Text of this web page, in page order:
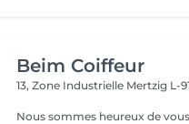
Beim Coiffeur
13, Zone Industrielle Mertzig L-
Nous sommes heureux de vous